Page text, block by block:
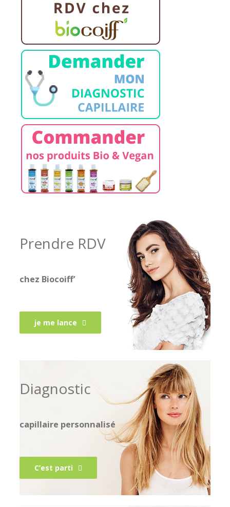
Prendre RDV
chez Biocoiff’
je me lance
Diagnostic
capillaire personnalisé
C’est parti